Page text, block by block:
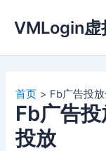
容
VMLogin虚
首页 Fb广告投
Fb广告
投放